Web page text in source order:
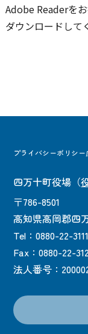
Adobe Readerを
ダウンロードして
プライバシーポリシー
四万十町役場 （
〒786-8501
高知県高岡郡四
Tel：0880-22-
Fax：0880-22-
法人番号：